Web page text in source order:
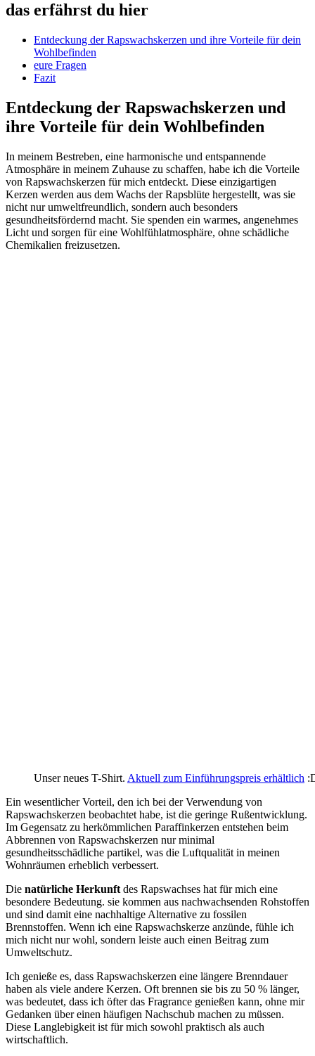
das erfährst du hier
Entdeckung der ‌Rapswachskerzen​ und ihre Vorteile für dein
Wohlbefinden
eure Fragen
Fazit
Entdeckung der ⁤Rapswachskerzen und
ihre Vorteile für‍ dein‍ Wohlbefinden
In meinem Bestreben, eine harmonische und entspannende
Atmosphäre in meinem Zuhause zu schaffen, habe ich die Vorteile
von⁢ Rapswachskerzen für mich entdeckt. Diese einzigartigen ​
Kerzen werden aus dem Wachs der Rapsblüte hergestellt, was sie
nicht nur umweltfreundlich, sondern ⁣auch​ besonders
gesundheitsfördernd macht. Sie⁢ spenden ein warmes, angenehmes
Licht und sorgen ​für eine Wohlfühlatmosphäre, ohne schädliche
Chemikalien freizusetzen.
Unser neues T-Shirt. Aktuell zum Einführungspreis erhältlich
Ein wesentlicher Vorteil,​ den ich bei der Verwendung von ​
Rapswachskerzen beobachtet habe, ist⁢ die geringe‌ Rußentwicklung.
Im ​Gegensatz zu herkömmlichen Paraffinkerzen entstehen beim ​
Abbrennen ⁢von Rapswachskerzen nur⁤ minimal
gesundheitsschädliche partikel, was die Luftqualität in meinen
Wohnräumen erheblich verbessert.
Die natürliche Herkunft des ⁣Rapswachses ‌hat für⁢ mich eine
besondere‍ Bedeutung.‍ sie kommen aus nachwachsenden Rohstoffen
⁢und sind damit eine nachhaltige Alternative⁢ zu ​fossilen
Brennstoffen. Wenn ich‍ eine⁤ Rapswachskerze anzünde, fühle ich
mich nicht nur‌ wohl, sondern leiste auch einen Beitrag zum
Umweltschutz.
Ich genieße ​es, dass Rapswachskerzen eine längere Brenndauer‌
haben ⁤als⁢ viele andere ‍Kerzen. Oft brennen sie bis zu 50 % länger,
was bedeutet, dass ich öfter das Fragrance‌ genießen kann, ohne⁢ mir
Gedanken über einen⁢ häufigen ⁢Nachschub⁣ machen zu müssen.
Diese Langlebigkeit ist für mich sowohl praktisch als auch
wirtschaftlich.